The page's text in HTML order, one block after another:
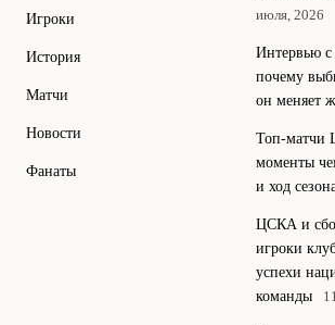
Игроки
История
Матчи
Новости
Фанаты
июля, 2026
Интервью
почему
он меняет
Топ-матчи
моменты
и ход
ЦСКА и
игроки
успехи
команды